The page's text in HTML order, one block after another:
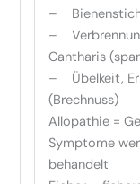
–
–
Cantharis
– Übelkeit,
(Brechnuss)
Allopathie =
Symptome
behandelt